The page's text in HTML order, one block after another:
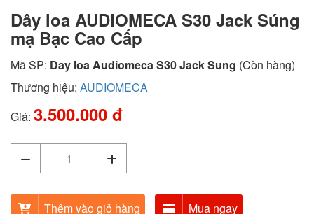
Dây loa AUDIOMECA S30 Jack Súng
mạ Bạc Cao Cấp
Mã SP: Day loa Audiomeca S30 Jack Sung (Còn hàng)
Thương hiệu: AUDIOMECA
Giá: 3.500.000 đ
Thêm vào giỏ hàng
Mua ngay